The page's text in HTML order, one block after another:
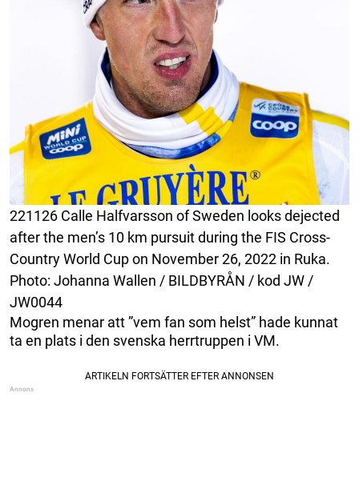
221126 Calle Halfvarsson of Sweden looks dejected
after the men’s 10 km pursuit during the FIS Cross-
Country World Cup on November 26, 2022 in Ruka.
Photo: Johanna Wallen / BILDBYRÅN / kod JW /
JW0044
Mogren menar att ”vem fan som helst” hade kunnat
ta en plats i den svenska herrtruppen i VM.